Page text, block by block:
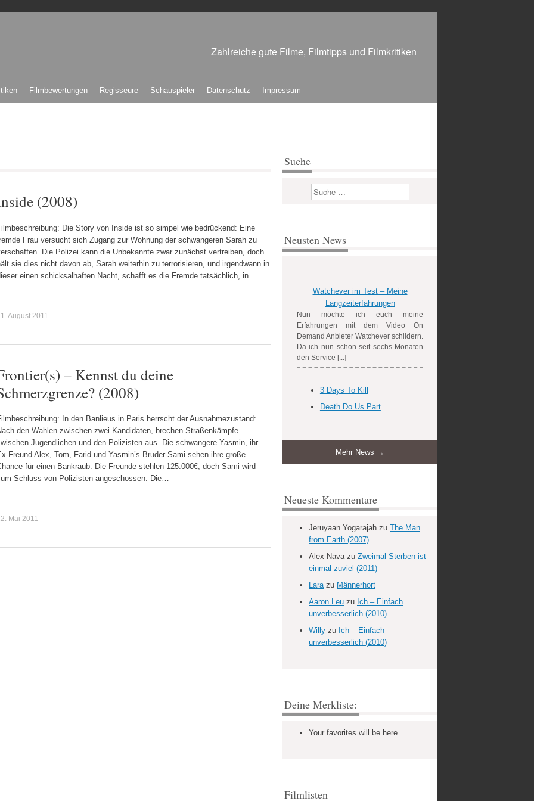
Zahlreiche gute Filme, Filmtipps und Filmkritiken
Filmbewertungen Regisseure Schauspieler Datenschutz Impressum
(2008)
Die Story von Inside ist so simpel wie bedrückend: Eine
Frau versucht sich Zugang zur Wohnung der schwangeren Sarah zu
Die Polizei kann die Unbekannte zwar zunächst vertreiben, doch
sie dies nicht davon ab, Sarah weiterhin zu terrorisieren, und irgendwann in
einen schicksalhaften Nacht, schafft es die Fremde tatsächlich, in…
August 2011
– Kennst du deine
(2008)
In den Banlieus in Paris herrscht der Ausnahmezustand:
den Wahlen zwischen zwei Kandidaten, brechen Straßenkämpfe
Jugendlichen und den Polizisten aus. Die schwangere Yasmin, ihr
Freund Alex, Tom, Farid und Yasmin’s Bruder Sami sehen ihre große
für einen Bankraub. Die Freunde stehlen 125.000€, doch Sami wird
Schluss von Polizisten angeschossen. Die…
Mai 2011
Suche
Suchen
Neusten News
Watchever im Test – Meine
Langzeiterfahrungen
Nun möchte ich euch meine
Erfahrungen mit dem Video On
Demand Anbieter Watchever schildern.
Da ich nun schon seit sechs Monaten
den Service [...]
3 Days To Kill
Death Do Us Part
Mehr News →
Neueste Kommentare
Jeruyaan Yogarajah zu The Man
from Earth (2007)
Alex Navazu Zweimal Sterben ist
einmal zuviel (2011)
Larazu Männerhort
Aaron Leu zu Ich – Einfach
unverbesserlich (2010)
Willy zu Ich – Einfach
unverbesserlich (2010)
Deine Merkliste:
Your favorites will be here.
Filmlisten